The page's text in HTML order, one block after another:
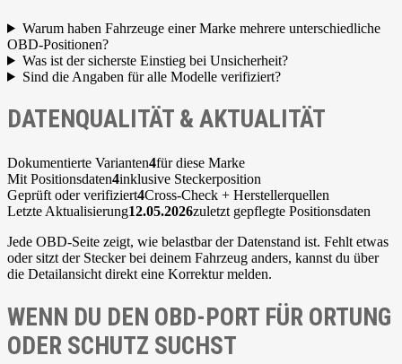
Warum haben Fahrzeuge einer Marke mehrere unterschiedliche
OBD-Positionen?
Was ist der sicherste Einstieg bei Unsicherheit?
Sind die Angaben für alle Modelle verifiziert?
DATENQUALITÄT & AKTUALITÄT
Dokumentierte Varianten4für diese Marke
Mit Positionsdaten4inklusive Steckerposition
Geprüft oder verifiziert4Cross-Check + Herstellerquellen
Letzte Aktualisierung12.05.2026zuletzt gepflegte Positionsdaten
Jede OBD-Seite zeigt, wie belastbar der Datenstand ist. Fehlt etwas
oder sitzt der Stecker bei deinem Fahrzeug anders, kannst du über
die Detailansicht direkt eine Korrektur melden.
WENN DU DEN OBD-PORT FÜR ORTUNG
ODER SCHUTZ SUCHST